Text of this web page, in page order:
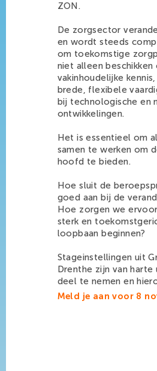
ZON.
De zorgsector
en wordt steeds
om toekomstige
niet alleen beschikken
vakinhoudelijke
brede, flexibele
bij technologische en
ontwikkelingen.
Het is essentieel om
samen te werken om
hoofd te bieden.
Hoe sluit de
goed aan bij de
Hoe zorgen we
sterk en
loopbaan beginnen?
Stageinstellingen uit
Drenthe zijn van
deel te nemen en
Meld je aan voor 8